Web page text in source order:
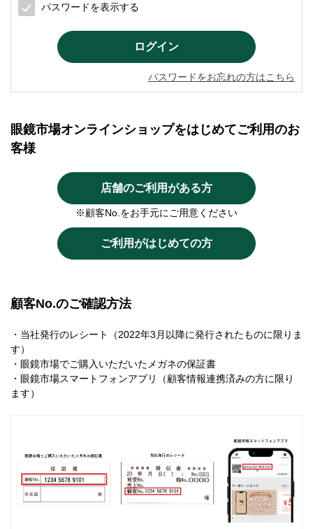
パスワードを表示する
パスワードをお忘れの方はこちら
眼鏡市場オンラインショップをはじめてご利用のお
客様
店舗のご利用がある方
※顧客No.をお手元にご用意ください
ご利用がはじめての方
顧客No.のご確認方法
・当社発行のレシート（2022年3月以降に発行されたものに限りま
す）
・眼鏡市場でご購入いただいたメガネの保証書
・眼鏡市場スマートフォンアプリ（顧客情報連携済みの方に限り
ます）